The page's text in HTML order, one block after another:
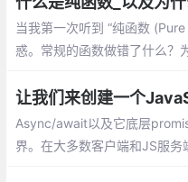
当我第一次听到 “纯函数
惑。常规的函数做错了什么？
让我们来创建一个
Async/await以及它底层
界。在大多数客户端和JS服